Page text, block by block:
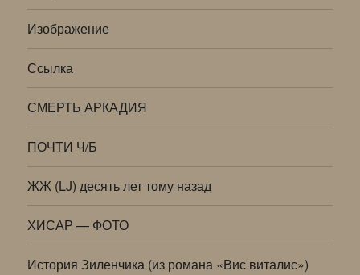
Изображение
Ссылка
СМЕРТЬ АРКАДИЯ
ПОЧТИ Ч/Б
ЖЖ (LJ) десять лет тому назад
ХИСАР — ФОТО
История Зиленчика (из романа «Вис виталис»)